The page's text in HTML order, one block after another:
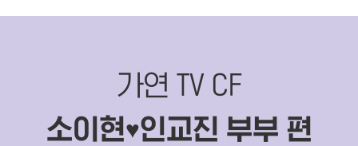
가연 TV CF
소이현♥인교진 부부 편